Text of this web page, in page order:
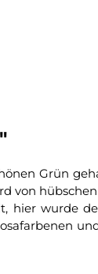
Grün
von
hier wurde